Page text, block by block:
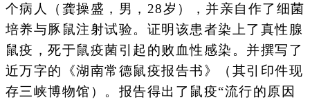
个病人（龚操盛，男，28岁），并亲自作了细菌
培养与豚鼠注射试验。证明该患者染上了真性腺
鼠疫，死于鼠疫菌引起的败血性感染。并撰写了
近万字的《湖南常德鼠疫报告书》（其引印件现
存三峡博物馆）。报告得出了鼠疫“流行的原因